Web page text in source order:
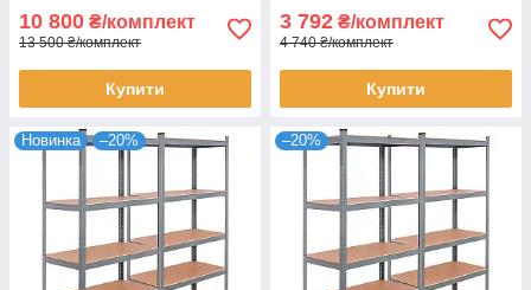
10 800 ₴/комплект
13 500 ₴/комплект
Купити
3 792 ₴/комплект
4 740 ₴/комплект
Купити
Новинка –20% –20%